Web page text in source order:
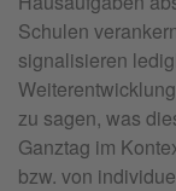
Schulen
signalisieren
zu sagen, was
Ganztag im
bzw. von